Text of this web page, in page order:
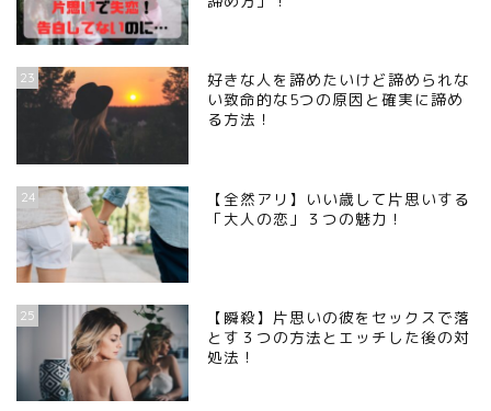
23
好きな人を諦めたいけど諦められな
い致命的な5つの原因と確実に諦め
る方法！
24
【全然アリ】いい歳して片思いする
「大人の恋」３つの魅力！
25
【瞬殺】片思いの彼をセックスで落
とす３つの方法とエッチした後の対
処法！